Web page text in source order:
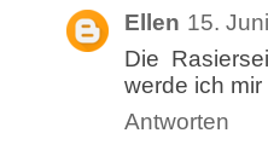
Ellen 15.
Die
werde ich
Antworten